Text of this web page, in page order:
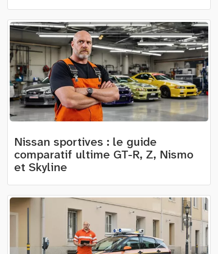
Nissan sportives : le guide
comparatif ultime GT-R, Z, Nismo
et Skyline